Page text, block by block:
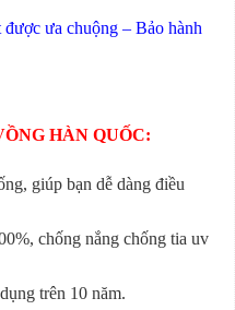
ưa chuộng – Bảo hành
HÀN QUỐC:
giúp bạn dễ dàng điều
chống nắng chống tia uv
trên 10 năm.